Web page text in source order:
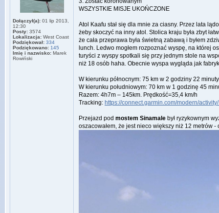
Dołączył(a): 01 lip 2013,
12:30
Posty: 3574
Lokalizacja: West Coast
Podziękował: 334
Podziękowano: 145
Imię i nazwisko: Marek
Rowiński
WSZYSTKIE MISJE UKOŃCZONE
Atol Kaafu stał się dla mnie za ciasny. Przez lata
żeby skoczyć na inny atol. Stolica kraju była zbyt
że cała przeprawa była świetną zabawą i byłem
lunch. Ledwo mogłem rozpoznać wyspę, na której
turyści z wyspy spotkali się przy jednym stole na
niż 18 osób haha. Obecnie wyspa wygląda jak
W kierunku północnym: 75 km w 2 godziny 22
W kierunku południowym: 70 km w 1 godzinę 45
Razem: 4h7m – 145km. Prędkość=35,4 km/h
Tracking: https://connect.garmin.com/modern/
Przejazd pod mostem Sinamale był ryzykownym
oszacowałem, że jest nieco większy niż 12 metrów